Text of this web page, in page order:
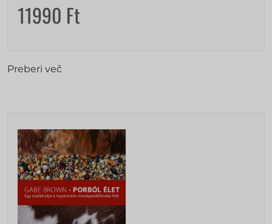
11990 Ft
Preberi več